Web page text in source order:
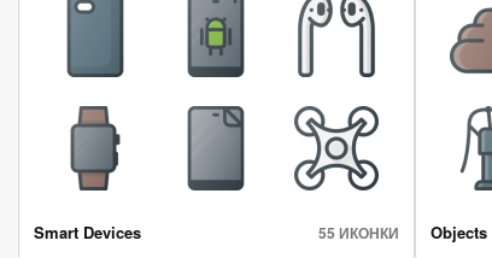
Smart Devices 55 ИКОНКИ Objects